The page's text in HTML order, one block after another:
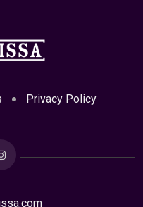
Privacy Policy